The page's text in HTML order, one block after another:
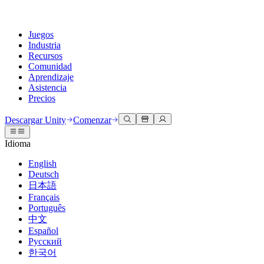
Juegos
Industria
Recursos
Comunidad
Aprendizaje
Asistencia
Precios
Motor de Unity
Crea juegos 2D y 3D para cualquier plataforma
Colaboración
Colabora e itera rápidamente con tu equipo
Descargar Unity
Planes y precios
Implementar
Multiplataforma
Colaboración 3D
Construye y revisa proyectos 3D en tiempo real
Capacitación envolvente
Capacitación en entornos envolventes
Experiencias del cliente
Crea experiencias interactivas en 3D
Industrias
Fabricación
Documentación
Herramientas para desarrolladores
Versiones de lanzamiento y rastreador de problemas
Hoja de ruta
Revisar características próximas
Glosario
Discusiones
Eventos
Eventos globales y locales
Historias de la comunidad
Hecho con Unity
Presentando a los creadores de Unity
Unity Learn
Domina las habilidades de Unity de forma gratuita
Capacitación profesional
Mejora tu equipo con entrenadores de Unity
¿No tienes experiencia con Unity?
Primeros pasos
Pon en marcha tu aprendizaje
Rutas esenciales de Unity
Obtener ayuda
Ayudándote a tener éxito con Unity
Planes de éxito
Alcanza tus metas más rápido con soporte experto
PREGUNTAS FRECUENTES
Respuestas a preguntas comunes
Contáctanos
Conéctate con nuestro equipo
Descargar Unity Comenzar
Idioma
English
Deutsch
日本語
Français
Português
中文
Español
Русский
한국어